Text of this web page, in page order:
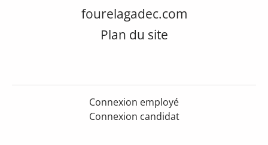
fourelagadec.com
Plan du site
Connexion employé
Connexion candidat